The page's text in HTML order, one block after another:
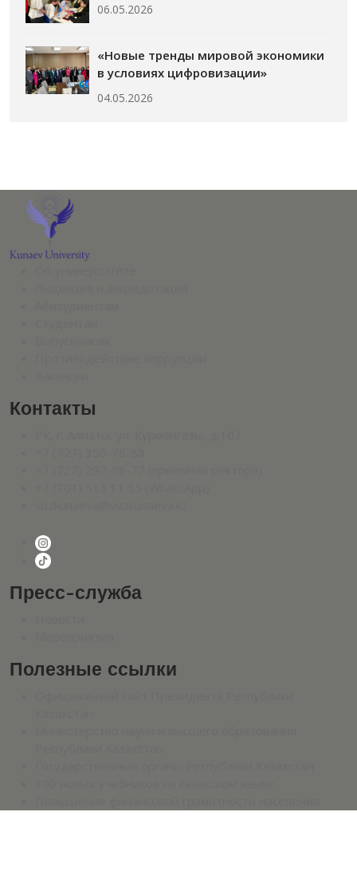
06.05.2026
«Новые тренды мировой экономики
в условиях цифровизации»
04.05.2026
Контакты
Пресс-служба
Полезные ссылки